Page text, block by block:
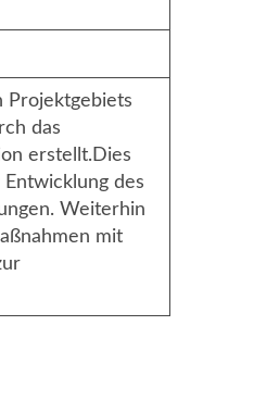
Projektgebiets
das
erstellt.Dies
des
Weiterhin
mit